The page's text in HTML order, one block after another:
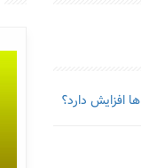
افزایش دارد؟